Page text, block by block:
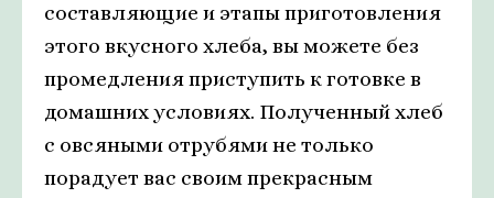
составляющие и этапы приготовления
этого вкусного хлеба, вы можете без
промедления приступить к готовке в
домашних условиях. Полученный хлеб
с овсяными отрубями не только
порадует вас своим прекрасным